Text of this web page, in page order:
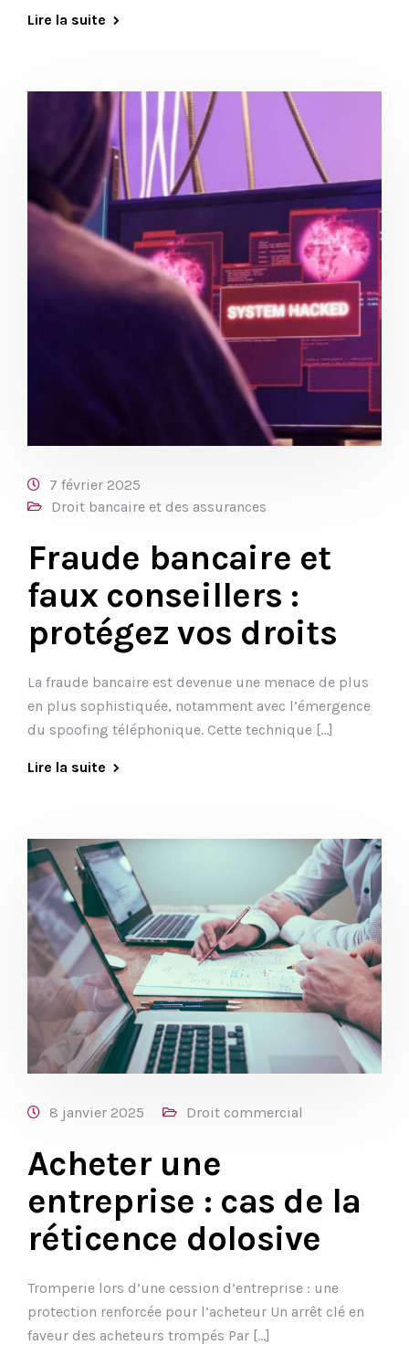
Lire la suite
7 février 2025
Droit bancaire et des assurances
Fraude bancaire et
faux conseillers :
protégez vos droits
La fraude bancaire est devenue une menace de plus
en plus sophistiquée, notamment avec l’émergence
du spoofing téléphonique. Cette technique […]
Lire la suite
8 janvier 2025 Droit commercial
Acheter une
entreprise : cas de la
réticence dolosive
Tromperie lors d’une cession d’entreprise : une
protection renforcée pour l’acheteur Un arrêt clé en
faveur des acheteurs trompés Par […]